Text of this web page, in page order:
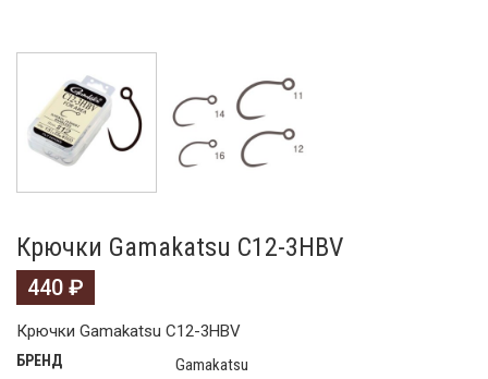
Крючки Gamakatsu C12-3HBV
440 ₽
Крючки Gamakatsu C12-3HBV
БРЕНД Gamakatsu